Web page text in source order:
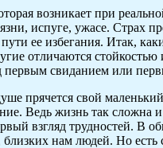
возникает при
испуге, ужасе. Страх
пути ее избегания. Итак,
отличаются
первым свиданием или
прячется свой
Ведь жизнь так сложна
взгляд трудностей. В
близких нам людей. Но